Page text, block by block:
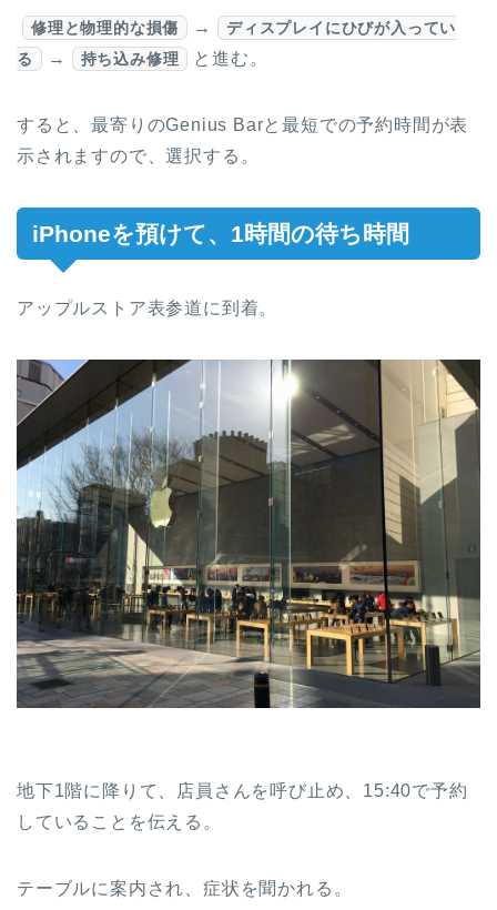
修理と物理的な損傷 →
ディスプレイにひびが入ってい
る
→ 持ち込み修理 と進む。
すると、最寄りのGenius Barと最短での予約時間が表
示されますので、選択する。
iPhoneを預けて、1時間の待ち時間
アップルストア表参道に到着。
地下1階に降りて、店員さんを呼び止め、15:40で予約
していることを伝える。
テーブルに案内され、症状を聞かれる。